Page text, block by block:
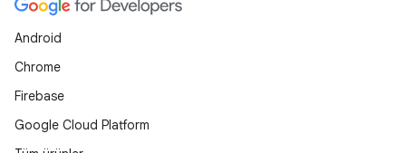
Android
Chrome
Firebase
Google Cloud Platform